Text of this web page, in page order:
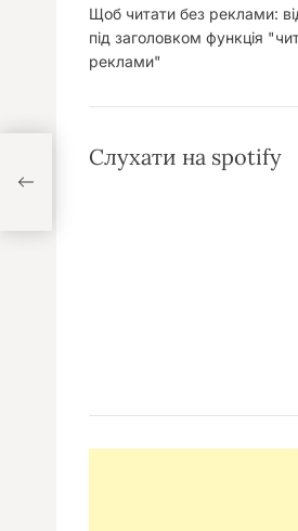
Щоб читати без реклами:
під заголовком функція
реклами"
Слухати на spotify